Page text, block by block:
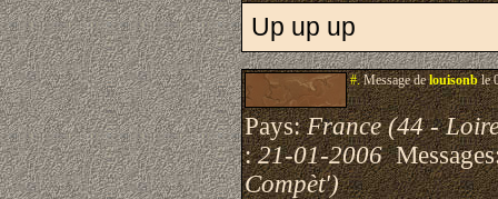
Up up up
#.Message delouisonble
Pays:France (44 -
:21-01-2006
Compèt')